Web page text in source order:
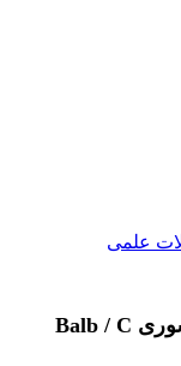
علمی
اثر خوراکی هروئین بر جنین موشهای سوری Balb / C